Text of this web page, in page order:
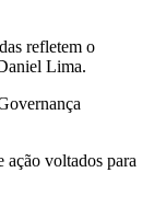
refletem o
Lima.
voltados para